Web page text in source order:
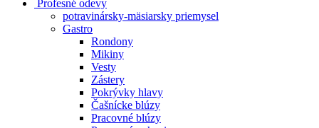
Profesné odevy
potravinársky-mäsiarsky priemysel
Gastro
Rondony
Mikiny
Vesty
Zástery
Pokrývky hlavy
Čašnícke blúzy
Pracovné blúzy